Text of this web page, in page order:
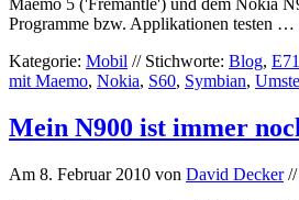
Maemo 5 ('Fremantle') und dem Nokia
Programme bzw. Applikationen testen …
Kategorie: Mobil // Stichworte: Blog, E71
mit Maemo, Nokia, S60, Symbian,
Mein N900 ist immer
Am 8. Februar 2010 von David Decker//